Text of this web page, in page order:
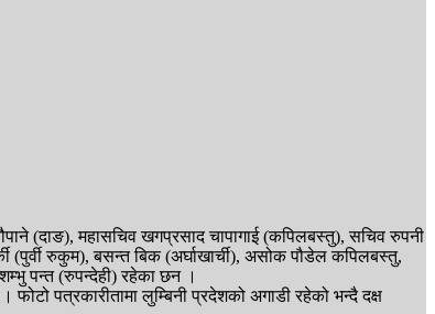
(दाङ), महासचिव खगप्रसाद चापागाई (कपिलबस्तु), सचिव रुपनी
(पुर्वी रुकुम), बसन्त बिक (अर्घाखार्ची), असोक पौडेल कपिलबस्तु,
पन्त (रुपन्देही) रहेका छन ।
पत्रकारीतामा लुम्बिनी प्रदेशको अगाडी रहेको भन्दै दक्ष